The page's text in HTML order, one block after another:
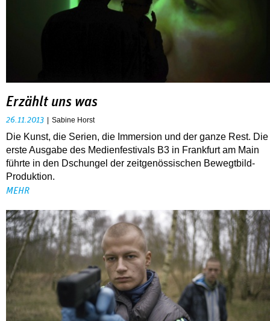
Erzählt uns was
26.11.2013 Sabine Horst
Die Kunst, die Serien, die Immersion und der ganze Rest. Die
erste Ausgabe des Medienfestivals B3 in Frankfurt am Main
führte in den Dschungel der zeitgenössischen Bewegtbild-
Produktion.
MEHR